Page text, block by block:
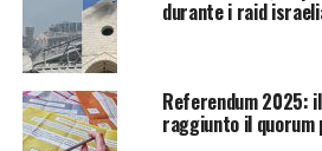
durante i raid
Referendum 2025:
raggiunto il